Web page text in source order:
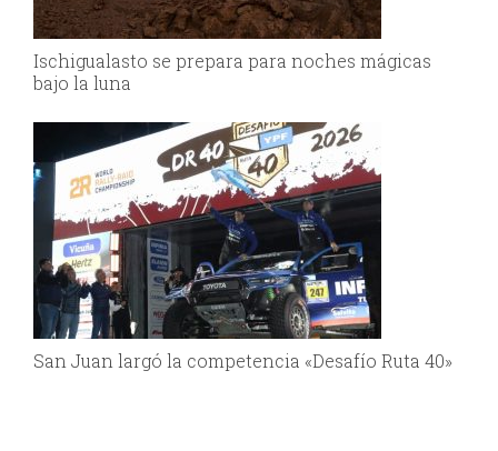
Ischigualasto se prepara para noches mágicas
bajo la luna
San Juan largó la competencia «Desafío Ruta 40»